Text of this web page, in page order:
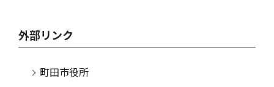
外部リンク
町田市役所